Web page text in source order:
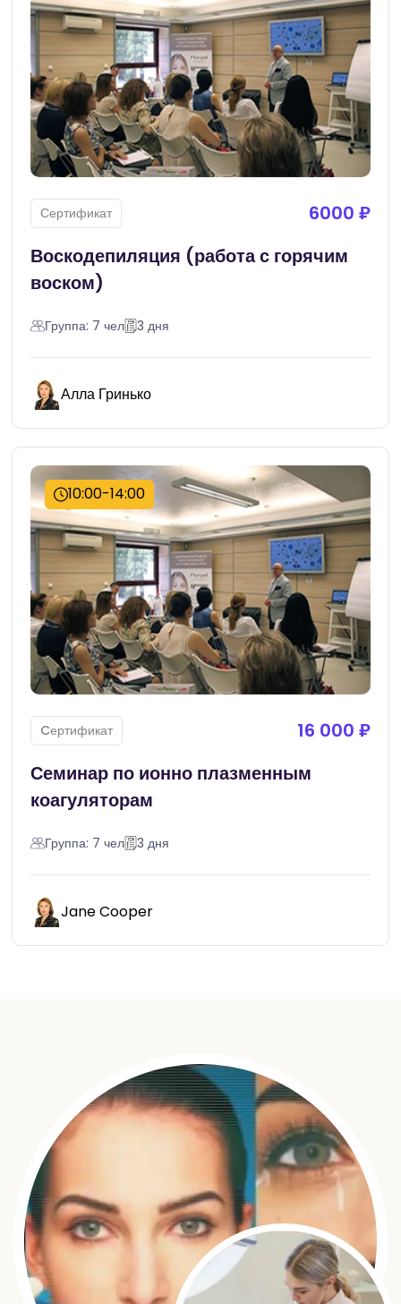
Сертификат
6000 ₽
Воскодепиляция (работа с горячим
воском)
Группа: 7 чел 3 дня
Алла Гринько
10:00-14:00
Cертификат
16 000 ₽
Семинар по ионно плазменным
коагуляторам
Группа: 7 чел 3 дня
Jane Cooper